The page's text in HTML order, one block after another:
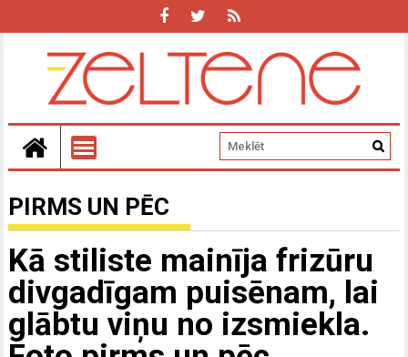
PIRMS UN PĒC
Kā stiliste mainīja frizūru
divgadīgam puisēnam, lai
glābtu viņu no izsmiekla.